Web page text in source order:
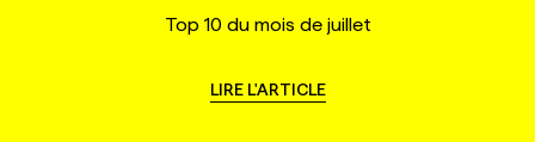
Top 10 du mois de juillet
LIRE L'ARTICLE